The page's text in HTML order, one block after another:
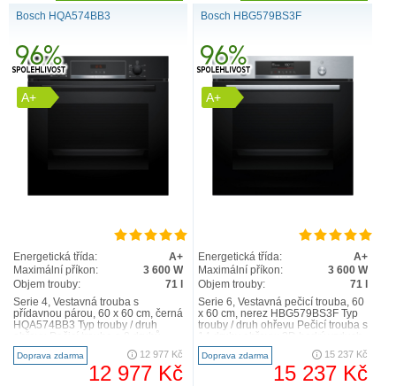
Bosch HQA574BB3
A+
Energetická třída:
A+
Maximální příkon:
3 600 W
Objem trouby:
71 l
Serie 4, Vestavná trouba s
přídavnou párou, 60 x 60 cm, černá
HQA574BB3 Typ trouby / druh
ohřevu: 3D horký vzduc..
Doprava zdarma 12 977 Kč
12 977 Kč
Bosch HBG579BS3F
A+
Energetická třída:
A+
Maximální příkon:
3 600 W
Objem trouby:
71 l
Serie 6, Vestavná pečicí trouba, 60
x 60 cm, nerez HBG579BS3F Typ
trouby / druh ohřevu Pečicí trouba s
horní/..
Doprava zdarma 15 237 Kč
15 237 Kč